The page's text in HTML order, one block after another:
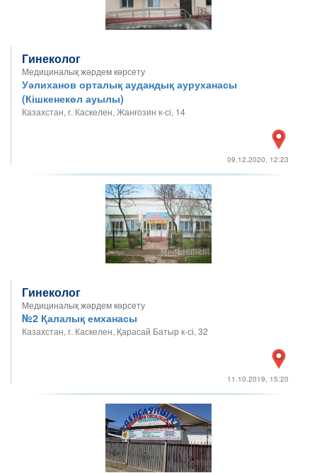
Гинеколог
Медициналық жәрдем көрсету
Уәлиханов орталық аудандық ауруханасы
(Кішкенекөл ауылы)
Казахстан, г. Каскелен, Жанғозин к-сі, 14
09.12.2020, 12:23
Гинеколог
Медициналық жәрдем көрсету
№2 Қалалық емханасы
Казахстан, г. Каскелен, Қарасай Батыр к-сі, 32
11.10.2019, 15:20